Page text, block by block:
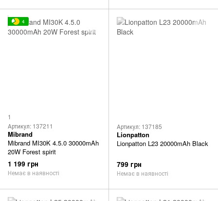
4
1
Артикул: 137211
Mibrand
Mibrand MI30K 4.5.0 30000mAh
20W Forest spirit
1 199 грн
Немає в наявності
Артикул: 137185
Lionpatton
Lionpatton L23 20000mAh Black
799 грн
Немає в наявності